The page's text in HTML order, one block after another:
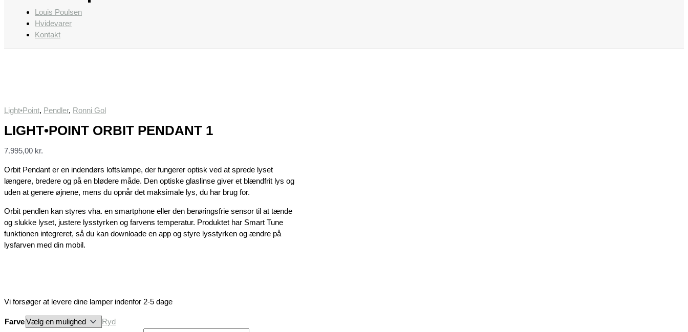
Louis Poulsen
Hvidevarer
Kontakt
Light•Point, Pendler, Ronni Gol
LIGHT•POINT ORBIT PENDANT 1
7.995,00 kr.
Orbit Pendant er en indendørs loftslampe, der fungerer optisk ved at sprede lyset
længere, bredere og på en blødere måde. Den optiske glaslinse giver et blændfrit lys og
uden at genere øjnene, mens du opnår det maksimale lys, du har brug for.
Orbit pendlen kan styres vha. en smartphone eller den berøringsfrie sensor til at tænde
og slukke lyset, justere lysstyrken og farvens temperatur. Produktet har Smart Tune
funktionen integreret, så du kan downloade en app og styre lysstyrken og ændre på
lysfarven med din mobil.
Vi forsøger at levere dine lamper indenfor 2-5 dage
Farve
Ryd